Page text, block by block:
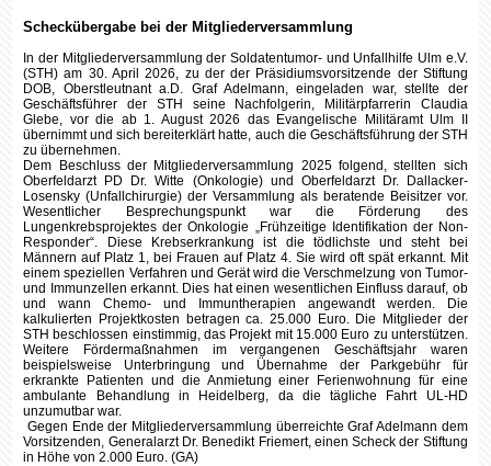
Scheckübergabe bei der Mitgliederversammlung
In der Mitgliederversammlung der Soldatentumor- und Unfallhilfe Ulm e.V.
(STH) am 30. April 2026, zu der der Präsidiumsvorsitzende der Stiftung
DOB, Oberstleutnant a.D. Graf Adelmann, eingeladen war, stellte der
Geschäftsführer der STH seine Nachfolgerin, Militärpfarrerin Claudia
Glebe, vor die ab 1. August 2026 das Evangelische Militäramt Ulm II
übernimmt und sich bereiterklärt hatte, auch die Geschäftsführung der STH
zu übernehmen.
Dem Beschluss der Mitgliederversammlung 2025 folgend, stellten sich
Oberfeldarzt PD Dr. Witte (Onkologie) und Oberfeldarzt Dr. Dallacker-
Losensky (Unfallchirurgie) der Versammlung als beratende Beisitzer vor.
Wesentlicher Besprechungspunkt war die Förderung des
Lungenkrebsprojektes der Onkologie „Frühzeitige Identifikation der Non-
Responder“. Diese Krebserkrankung ist die tödlichste und steht bei
Männern auf Platz 1, bei Frauen auf Platz 4. Sie wird oft spät erkannt. Mit
einem speziellen Verfahren und Gerät wird die Verschmelzung von Tumor-
und Immunzellen erkannt. Dies hat einen wesentlichen Einfluss darauf, ob
und wann Chemo- und Immuntherapien angewandt werden. Die
kalkulierten Projektkosten betragen ca. 25.000 Euro. Die Mitglieder der
STH beschlossen einstimmig, das Projekt mit 15.000 Euro zu unterstützen.
Weitere Fördermaßnahmen im vergangenen Geschäftsjahr waren
beispielsweise Unterbringung und Übernahme der Parkgebühr für
erkrankte Patienten und die Anmietung einer Ferienwohnung für eine
ambulante Behandlung in Heidelberg, da die tägliche Fahrt UL-HD
unzumutbar war.
Gegen Ende der Mitgliederversammlung überreichte Graf Adelmann dem
Vorsitzenden, Generalarzt Dr. Benedikt Friemert, einen Scheck der Stiftung
in Höhe von 2.000 Euro. (GA)